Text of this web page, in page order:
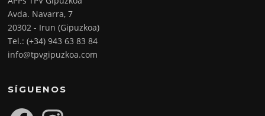
Avda. Navarra, 7
20302 - Irun (Gipuzkoa)
Tel.: (+34) 943 63 83 84
info@tpvgipuzkoa.com
SÍGUENOS
FacebookInstagram